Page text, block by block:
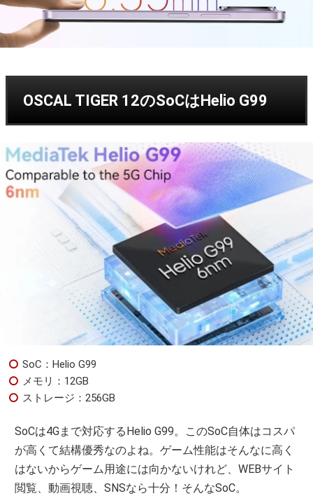
OSCAL TIGER 12のSoCはHelio G99
SoC：Helio G99
メモリ：12GB
ストレージ：256GB
SoCは4Gまで対応するHelio G99。このSoC自体はコスパ
が高くて結構優秀なのよね。ゲーム性能はそんなに高く
はないからゲーム用途には向かないけれど、WEBサイト
閲覧、動画視聴、SNSなら十分！そんなSoC。